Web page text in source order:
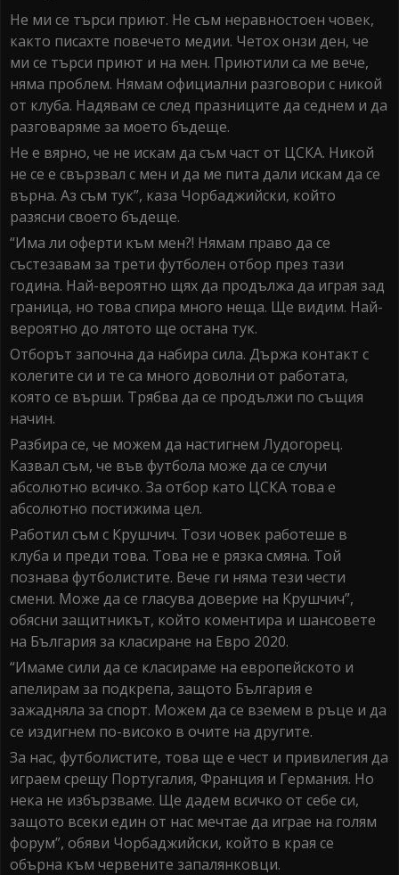
Не ми се търси приют. Не съм неравностоен човек,
както писахте повечето медии. Четох онзи ден, че
ми се търси приют и на мен. Приютили са ме вече,
няма проблем. Нямам официални разговори с никой
от клуба. Надявам се след празниците да седнем и да
разговаряме за моето бъдеще.
Не е вярно, че не искам да съм част от ЦСКА. Никой
не се е свързвал с мен и да ме пита дали искам да се
върна. Аз съм тук”, каза Чорбаджийски, който
разясни своето бъдеще.
“Има ли оферти към мен?! Нямам право да се
състезавам за трети футболен отбор през тази
година. Най-вероятно щях да продължа да играя зад
граница, но това спира много неща. Ще видим. Най-
вероятно до лятото ще остана тук.
Отборът започна да набира сила. Държа контакт с
колегите си и те са много доволни от работата,
която се върши. Трябва да се продължи по същия
начин.
Разбира се, че можем да настигнем Лудогорец.
Казвал съм, че във футбола може да се случи
абсолютно всичко. За отбор като ЦСКА това е
абсолютно постижима цел.
Работил съм с Крушчич. Този човек работеше в
клуба и преди това. Това не е рязка смяна. Той
познава футболистите. Вече ги няма тези чести
смени. Може да се гласува доверие на Крушчич”,
обясни защитникът, който коментира и шансовете
на България за класиране на Евро 2020.
“Имаме сили да се класираме на европейското и
апелирам за подкрепа, защото България е
зажадняла за спорт. Можем да се вземем в ръце и да
се издигнем по-високо в очите на другите.
За нас, футболистите, това ще е чест и привилегия да
играем срещу Португалия, Франция и Германия. Но
нека не избързваме. Ще дадем всичко от себе си,
защото всеки един от нас мечтае да играе на голям
форум”, обяви Чорбаджийски, който в края се
обърна към червените запалянковци.